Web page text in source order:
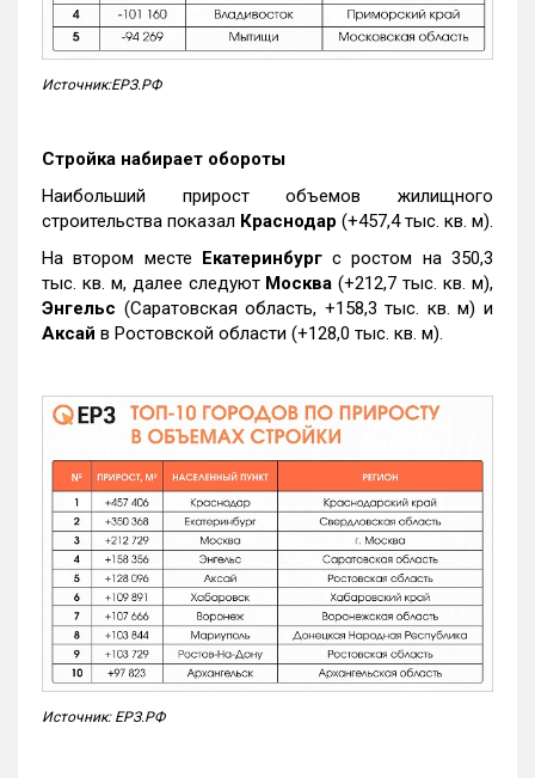
Источник:ЕРЗ.РФ
Стройка набирает обороты
Наибольший прирост объемов жилищного
строительства показал Краснодар (+457,4 тыс. кв. м).
На втором месте Екатеринбургс ростом на 350,3
тыс. кв. м, далее следуют Москва (+212,7 тыс. кв. м),
Энгельс (Саратовская область, +158,3 тыс. кв. м) и
Аксай в Ростовской области (+128,0 тыс. кв. м).
Источник: ЕРЗ.РФ